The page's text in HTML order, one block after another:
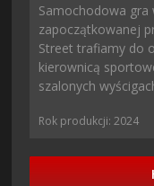
Samochodowa gra
zapoczątkowanej
Street trafiamy do
kierownicą
szalonych
Rok produkcji: 2024